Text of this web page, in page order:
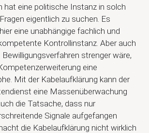
hat eine politische Instanz in solch
eigentlich zu suchen. Es
eine unabhängige fachlich und
Kontrollinstanz. Aber auch
strenger wäre,
eine
Mit der Kabelaufklärung kann der
eine Massenüberwachung
die Tatsache, dass nur
Signale aufgefangen
die Kabelaufklärung nicht wirklich